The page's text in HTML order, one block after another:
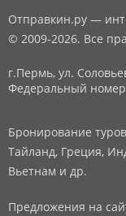
Отправкин.ру —
© 2009-2026. Все
г.Пермь, ул.
Федеральный
Бронирование
Тайланд, Греция,
Вьетнам и др.
Предложения на